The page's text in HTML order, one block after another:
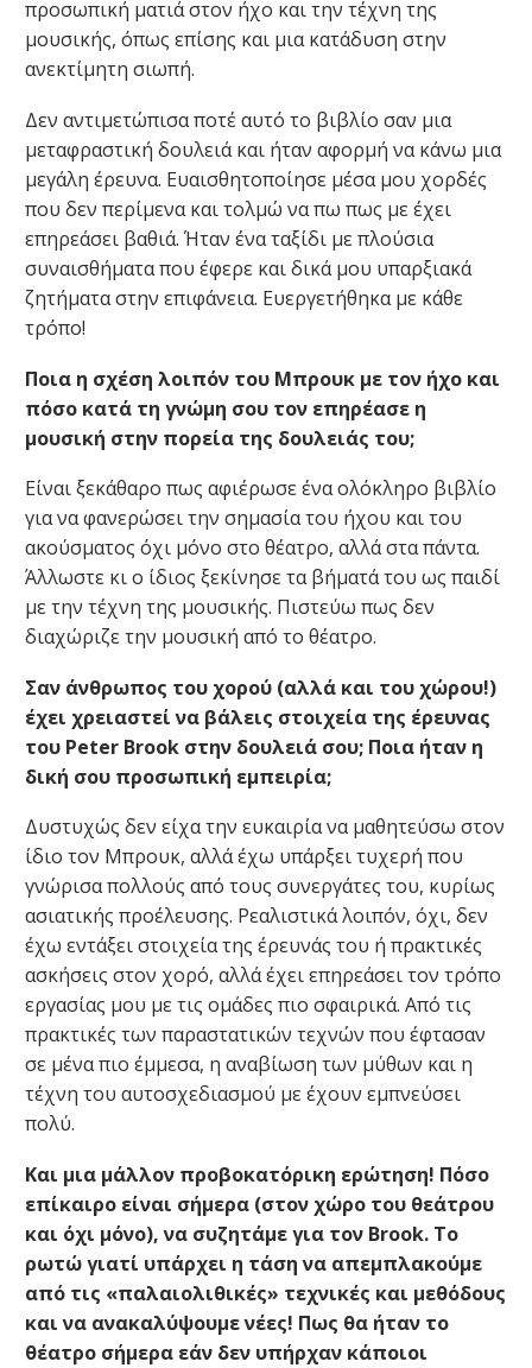
προσωπική ματιά στον ήχο και την τέχνη της
μουσικής, όπως επίσης και μια κατάδυση στην
ανεκτίμητη σιωπή.
Δεν αντιμετώπισα ποτέ αυτό το βιβλίο σαν μια
μεταφραστική δουλειά και ήταν αφορμή να κάνω μια
μεγάλη έρευνα. Ευαισθητοποίησε μέσα μου χορδές
που δεν περίμενα και τολμώ να πω πως με έχει
επηρεάσει βαθιά. Ήταν ένα ταξίδι με πλούσια
συναισθήματα που έφερε και δικά μου υπαρξιακά
ζητήματα στην επιφάνεια. Ευεργετήθηκα με κάθε
τρόπο!
Ποια η σχέση λοιπόν του Μπρουκ με τον ήχο και
πόσο κατά τη γνώμη σου τον επηρέασε η
μουσική στην πορεία της δουλειάς του;
Είναι ξεκάθαρο πως αφιέρωσε ένα ολόκληρο βιβλίο
για να φανερώσει την σημασία του ήχου και του
ακούσματος όχι μόνο στο θέατρο, αλλά στα πάντα.
Άλλωστε κι ο ίδιος ξεκίνησε τα βήματά του ως παιδί
με την τέχνη της μουσικής. Πιστεύω πως δεν
διαχώριζε την μουσική από το θέατρο.
Σαν άνθρωπος του χορού (αλλά και του χώρου!)
έχει χρειαστεί να βάλεις στοιχεία της έρευνας
του Peter Brook στην δουλειά σου; Ποια ήταν η
δική σου προσωπική εμπειρία;
Δυστυχώς δεν είχα την ευκαιρία να μαθητεύσω στον
ίδιο τον Μπρουκ, αλλά έχω υπάρξει τυχερή που
γνώρισα πολλούς από τους συνεργάτες του, κυρίως
ασιατικής προέλευσης. Ρεαλιστικά λοιπόν, όχι, δεν
έχω εντάξει στοιχεία της έρευνάς του ή πρακτικές
ασκήσεις στον χορό, αλλά έχει επηρεάσει τον τρόπο
εργασίας μου με τις ομάδες πιο σφαιρικά. Από τις
πρακτικές των παραστατικών τεχνών που έφτασαν
σε μένα πιο έμμεσα, η αναβίωση των μύθων και η
τέχνη του αυτοσχεδιασμού με έχουν εμπνεύσει
πολύ.
Και μια μάλλον προβοκατόρικη ερώτηση! Πόσο
επίκαιρο είναι σήμερα (στον χώρο του θεάτρου
και όχι μόνο), να συζητάμε για τον Brook. Το
ρωτώ γιατί υπάρχει η τάση να απεμπλακούμε
από τις «παλαιολιθικές» τεχνικές και μεθόδους
και να ανακαλύψουμε νέες! Πως θα ήταν το
θέατρο σήμερα εάν δεν υπήρχαν κάποιοι